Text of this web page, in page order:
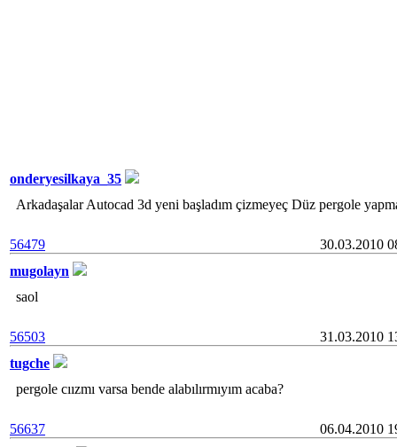
onderyesilkaya_35
Arkadaşalar Autocad 3d yeni başladım çizmeyeç Düz pergole
56479
30.03.2010
mugolayn
saol
56503
31.03.2010
tugche
pergole cıızmı varsa bende alabılırmıyım acaba?
56637
06.04.2010